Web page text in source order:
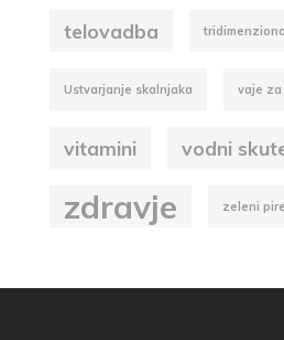
telovadba
Ustvarjanje skalnjaka vaje za
vitamini vodni
zdravje zeleni